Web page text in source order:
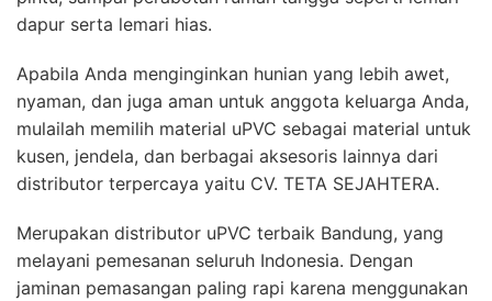
dapur serta lemari hias.
Apabila Anda menginginkan hunian yang lebih awet,
nyaman, dan juga aman untuk anggota keluarga Anda,
mulailah memilih material uPVC sebagai material untuk
kusen, jendela, dan berbagai aksesoris lainnya dari
distributor terpercaya yaitu CV. TETA SEJAHTERA.
Merupakan distributor uPVC terbaik Bandung, yang
melayani pemesanan seluruh Indonesia. Dengan
jaminan pemasangan paling rapi karena menggunakan